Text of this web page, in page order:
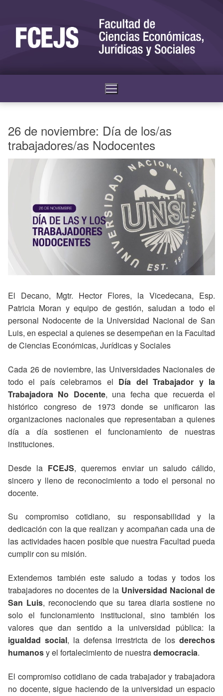
26 de noviembre: Día de los/as
trabajadores/as Nodocentes
El Decano, Mgtr. Hector Flores, la Vicedecana, Esp.
Patricia Moran y equipo de gestión, saludan a todo el
personal Nodocente de la Universidad Nacional de San
Luis, en especial a quienes se desempeñan en la Facultad
de Ciencias Económicas, Jurídicas y Sociales
Cada 26 de noviembre, las Universidades Nacionales de
todo el país celebramos el Día del Trabajador y la
Trabajadora No Docente, una fecha que recuerda el
histórico congreso de 1973 donde se unificaron las
organizaciones nacionales que representaban a quienes
día a día sostienen el funcionamiento de nuestras
instituciones.
Desde la FCEJS, queremos enviar un saludo cálido,
sincero y lleno de reconocimiento a todo el personal no
docente.
Su compromiso cotidiano, su responsabilidad y la
dedicación con la que realizan y acompañan cada una de
las actividades hacen posible que nuestra Facultad pueda
cumplir con su misión.
Extendemos también este saludo a todas y todos los
trabajadores no docentes de la Universidad Nacional de
San Luis, reconociendo que su tarea diaria sostiene no
solo el funcionamiento institucional, sino también los
valores que dan sentido a la universidad pública: la
igualdad social, la defensa irrestricta de losderechos
humanosy el fortalecimiento de nuestrademocracia.
El compromiso cotidiano de cada trabajador y trabajadora
no docente, sigue haciendo de la universidad un espacio